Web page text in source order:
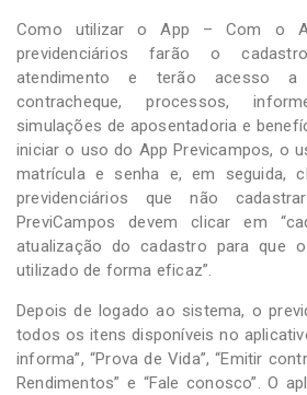
Como utilizar o App – Com o
previdenciários farão o
atendimento e terão acesso a
contracheque, processos,
simulações de aposentadoria e
iniciar o uso do App Previcampos, o
matrícula e senha e, em seguida,
previdenciários que não
PreviCampos devem clicar em
atualização do cadastro para que
utilizado de forma eficaz”.
Depois de logado ao sistema, o
todos os itens disponíveis no
informa”, “Prova de Vida”, “Emitir
Rendimentos” e “Fale conosco”. O